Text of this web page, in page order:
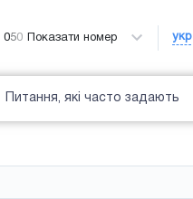
050 Показати номер укр
Питання, які часто задають